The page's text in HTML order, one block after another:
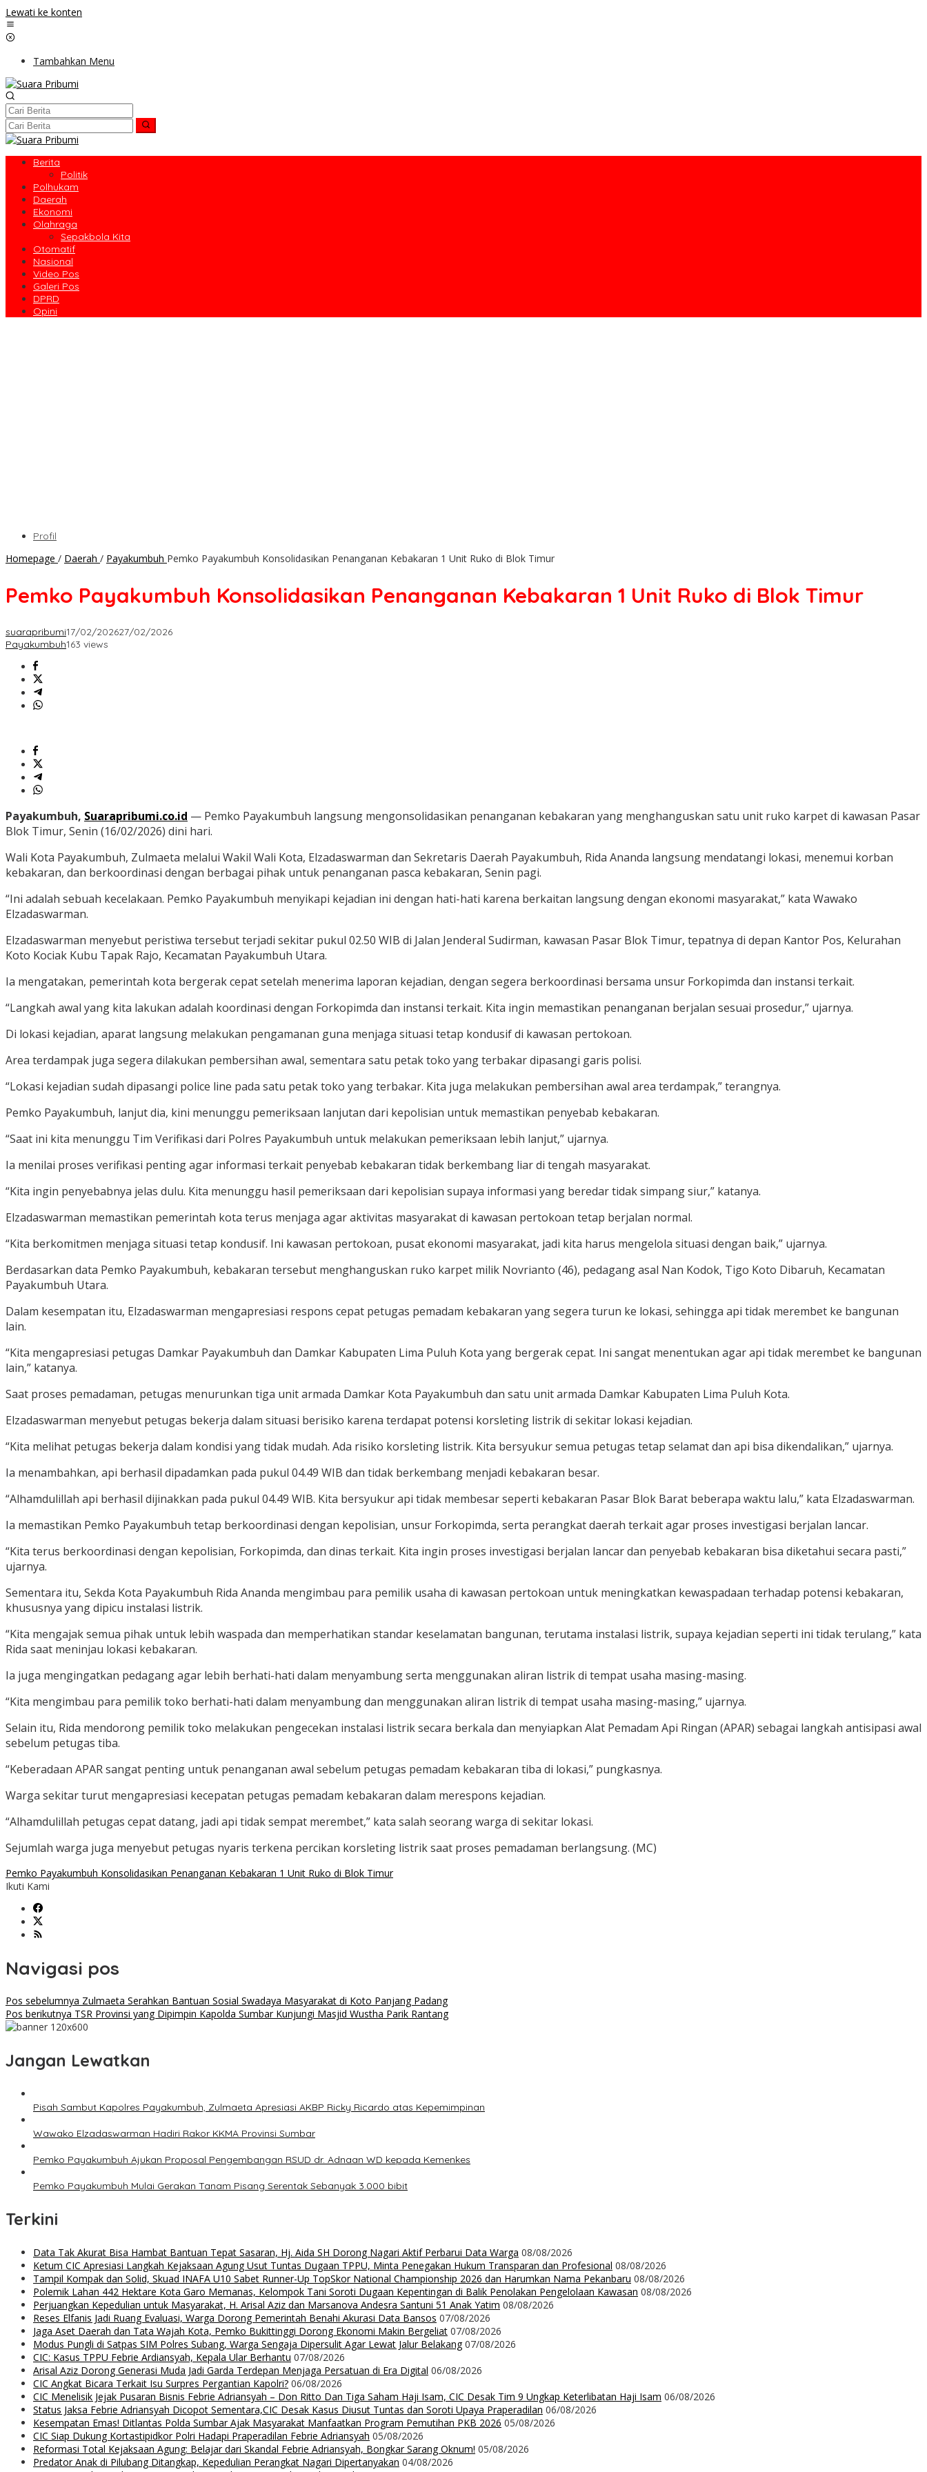
Lewati ke konten
Tambahkan Menu
Berita
Politik
Polhukam
Daerah
Ekonomi
Olahraga
Sepakbola Kita
Otomatif
Nasional
Video Pos
Galeri Pos
DPRD
Opini
Profil
Homepage / Daerah / Payakumbuh Pemko Payakumbuh Konsolidasikan Penanganan Kebakaran 1 Unit Ruko di Blok Timur
Pemko Payakumbuh Konsolidasikan Penanganan Kebakaran 1 Unit Ruko di Blok Timur
suarapribumi17/02/202627/02/2026
Payakumbuh163 views
Payakumbuh, Suarapribumi.co.id — Pemko Payakumbuh langsung mengonsolidasikan penanganan kebakaran yang menghanguskan satu unit ruko karpet di kawasan Pasar
Blok Timur, Senin (16/02/2026) dini hari.
Wali Kota Payakumbuh, Zulmaeta melalui Wakil Wali Kota, Elzadaswarman dan Sekretaris Daerah Payakumbuh, Rida Ananda langsung mendatangi lokasi, menemui korban
kebakaran, dan berkoordinasi dengan berbagai pihak untuk penanganan pasca kebakaran, Senin pagi.
“Ini adalah sebuah kecelakaan. Pemko Payakumbuh menyikapi kejadian ini dengan hati-hati karena berkaitan langsung dengan ekonomi masyarakat,” kata Wawako
Elzadaswarman.
Elzadaswarman menyebut peristiwa tersebut terjadi sekitar pukul 02.50 WIB di Jalan Jenderal Sudirman, kawasan Pasar Blok Timur, tepatnya di depan Kantor Pos, Kelurahan
Koto Kociak Kubu Tapak Rajo, Kecamatan Payakumbuh Utara.
Ia mengatakan, pemerintah kota bergerak cepat setelah menerima laporan kejadian, dengan segera berkoordinasi bersama unsur Forkopimda dan instansi terkait.
“Langkah awal yang kita lakukan adalah koordinasi dengan Forkopimda dan instansi terkait. Kita ingin memastikan penanganan berjalan sesuai prosedur,” ujarnya.
Di lokasi kejadian, aparat langsung melakukan pengamanan guna menjaga situasi tetap kondusif di kawasan pertokoan.
Area terdampak juga segera dilakukan pembersihan awal, sementara satu petak toko yang terbakar dipasangi garis polisi.
“Lokasi kejadian sudah dipasangi police line pada satu petak toko yang terbakar. Kita juga melakukan pembersihan awal area terdampak,” terangnya.
Pemko Payakumbuh, lanjut dia, kini menunggu pemeriksaan lanjutan dari kepolisian untuk memastikan penyebab kebakaran.
“Saat ini kita menunggu Tim Verifikasi dari Polres Payakumbuh untuk melakukan pemeriksaan lebih lanjut,” ujarnya.
Ia menilai proses verifikasi penting agar informasi terkait penyebab kebakaran tidak berkembang liar di tengah masyarakat.
“Kita ingin penyebabnya jelas dulu. Kita menunggu hasil pemeriksaan dari kepolisian supaya informasi yang beredar tidak simpang siur,” katanya.
Elzadaswarman memastikan pemerintah kota terus menjaga agar aktivitas masyarakat di kawasan pertokoan tetap berjalan normal.
“Kita berkomitmen menjaga situasi tetap kondusif. Ini kawasan pertokoan, pusat ekonomi masyarakat, jadi kita harus mengelola situasi dengan baik,” ujarnya.
Berdasarkan data Pemko Payakumbuh, kebakaran tersebut menghanguskan ruko karpet milik Novrianto (46), pedagang asal Nan Kodok, Tigo Koto Dibaruh, Kecamatan
Payakumbuh Utara.
Dalam kesempatan itu, Elzadaswarman mengapresiasi respons cepat petugas pemadam kebakaran yang segera turun ke lokasi, sehingga api tidak merembet ke bangunan
lain.
“Kita mengapresiasi petugas Damkar Payakumbuh dan Damkar Kabupaten Lima Puluh Kota yang bergerak cepat. Ini sangat menentukan agar api tidak merembet ke bangunan
lain,” katanya.
Saat proses pemadaman, petugas menurunkan tiga unit armada Damkar Kota Payakumbuh dan satu unit armada Damkar Kabupaten Lima Puluh Kota.
Elzadaswarman menyebut petugas bekerja dalam situasi berisiko karena terdapat potensi korsleting listrik di sekitar lokasi kejadian.
“Kita melihat petugas bekerja dalam kondisi yang tidak mudah. Ada risiko korsleting listrik. Kita bersyukur semua petugas tetap selamat dan api bisa dikendalikan,” ujarnya.
Ia menambahkan, api berhasil dipadamkan pada pukul 04.49 WIB dan tidak berkembang menjadi kebakaran besar.
“Alhamdulillah api berhasil dijinakkan pada pukul 04.49 WIB. Kita bersyukur api tidak membesar seperti kebakaran Pasar Blok Barat beberapa waktu lalu,” kata Elzadaswarman.
Ia memastikan Pemko Payakumbuh tetap berkoordinasi dengan kepolisian, unsur Forkopimda, serta perangkat daerah terkait agar proses investigasi berjalan lancar.
“Kita terus berkoordinasi dengan kepolisian, Forkopimda, dan dinas terkait. Kita ingin proses investigasi berjalan lancar dan penyebab kebakaran bisa diketahui secara pasti,”
ujarnya.
Sementara itu, Sekda Kota Payakumbuh Rida Ananda mengimbau para pemilik usaha di kawasan pertokoan untuk meningkatkan kewaspadaan terhadap potensi kebakaran,
khususnya yang dipicu instalasi listrik.
“Kita mengajak semua pihak untuk lebih waspada dan memperhatikan standar keselamatan bangunan, terutama instalasi listrik, supaya kejadian seperti ini tidak terulang,” kata
Rida saat meninjau lokasi kebakaran.
Ia juga mengingatkan pedagang agar lebih berhati-hati dalam menyambung serta menggunakan aliran listrik di tempat usaha masing-masing.
“Kita mengimbau para pemilik toko berhati-hati dalam menyambung dan menggunakan aliran listrik di tempat usaha masing-masing,” ujarnya.
Selain itu, Rida mendorong pemilik toko melakukan pengecekan instalasi listrik secara berkala dan menyiapkan Alat Pemadam Api Ringan (APAR) sebagai langkah antisipasi awal
sebelum petugas tiba.
“Keberadaan APAR sangat penting untuk penanganan awal sebelum petugas pemadam kebakaran tiba di lokasi,” pungkasnya.
Warga sekitar turut mengapresiasi kecepatan petugas pemadam kebakaran dalam merespons kejadian.
“Alhamdulillah petugas cepat datang, jadi api tidak sempat merembet,” kata salah seorang warga di sekitar lokasi.
Sejumlah warga juga menyebut petugas nyaris terkena percikan korsleting listrik saat proses pemadaman berlangsung. (MC)
Pemko Payakumbuh Konsolidasikan Penanganan Kebakaran 1 Unit Ruko di Blok Timur
Ikuti Kami
Navigasi pos
Pos sebelumnya Zulmaeta Serahkan Bantuan Sosial Swadaya Masyarakat di Koto Panjang Padang
Pos berikutnya TSR Provinsi yang Dipimpin Kapolda Sumbar Kunjungi Masjid Wustha Parik Rantang
Jangan Lewatkan
Pisah Sambut Kapolres Payakumbuh, Zulmaeta Apresiasi AKBP Ricky Ricardo atas Kepemimpinan
Wawako Elzadaswarman Hadiri Rakor KKMA Provinsi Sumbar
Pemko Payakumbuh Ajukan Proposal Pengembangan RSUD dr. Adnaan WD kepada Kemenkes
Pemko Payakumbuh Mulai Gerakan Tanam Pisang Serentak Sebanyak 3.000 bibit
Terkini
Data Tak Akurat Bisa Hambat Bantuan Tepat Sasaran, Hj. Aida SH Dorong Nagari Aktif Perbarui Data Warga 08/08/2026
Ketum CIC Apresiasi Langkah Kejaksaan Agung Usut Tuntas Dugaan TPPU, Minta Penegakan Hukum Transparan dan Profesional 08/08/2026
Tampil Kompak dan Solid, Skuad INAFA U10 Sabet Runner-Up TopSkor National Championship 2026 dan Harumkan Nama Pekanbaru 08/08/2026
Polemik Lahan 442 Hektare Kota Garo Memanas, Kelompok Tani Soroti Dugaan Kepentingan di Balik Penolakan Pengelolaan Kawasan 08/08/2026
Perjuangkan Kepedulian untuk Masyarakat, H. Arisal Aziz dan Marsanova Andesra Santuni 51 Anak Yatim 08/08/2026
Reses Elfanis Jadi Ruang Evaluasi, Warga Dorong Pemerintah Benahi Akurasi Data Bansos 07/08/2026
Jaga Aset Daerah dan Tata Wajah Kota, Pemko Bukittinggi Dorong Ekonomi Makin Bergeliat 07/08/2026
Modus Pungli di Satpas SIM Polres Subang, Warga Sengaja Dipersulit Agar Lewat Jalur Belakang 07/08/2026
CIC: Kasus TPPU Febrie Ardiansyah, Kepala Ular Berhantu 07/08/2026
Arisal Aziz Dorong Generasi Muda Jadi Garda Terdepan Menjaga Persatuan di Era Digital 06/08/2026
CIC Angkat Bicara Terkait Isu Surpres Pergantian Kapolri? 06/08/2026
CIC Menelisik Jejak Pusaran Bisnis Febrie Adriansyah – Don Ritto Dan Tiga Saham Haji Isam, CIC Desak Tim 9 Ungkap Keterlibatan Haji Isam 06/08/2026
Status Jaksa Febrie Adriansyah Dicopot Sementara,CIC Desak Kasus Diusut Tuntas dan Soroti Upaya Praperadilan 06/08/2026
Kesempatan Emas! Ditlantas Polda Sumbar Ajak Masyarakat Manfaatkan Program Pemutihan PKB 2026 05/08/2026
CIC Siap Dukung Kortastipidkor Polri Hadapi Praperadilan Febrie Adriansyah 05/08/2026
Reformasi Total Kejaksaan Agung: Belajar dari Skandal Febrie Adriansyah, Bongkar Sarang Oknum! 05/08/2026
Predator Anak di Pilubang Ditangkap, Kepedulian Perangkat Nagari Dipertanyakan 04/08/2026